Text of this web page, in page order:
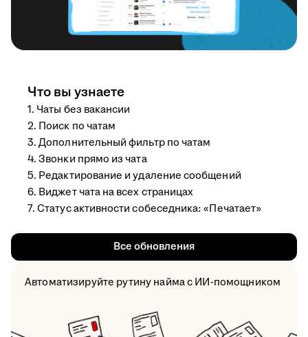
Что вы узнаете
1. Чаты без вакансии
2. Поиск по чатам
3. Дополнительный фильтр по чатам
4. Звонки прямо из чата
5. Редактирование и удаление сообщений
6. Виджет чата на всех страницах
7. Статус активности собеседника: «Печатает»
Все обновления
Автоматизируйте рутину найма с ИИ-помощником